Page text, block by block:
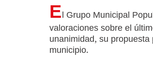
El Grupo Municipal
valoraciones sobre el
unanimidad, su propuesta
municipio.